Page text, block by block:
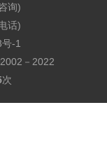
询)
话)
-1
－2022
次